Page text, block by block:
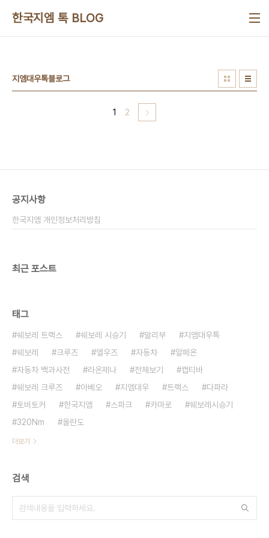
한국지엠 톡 BLOG
지엠대우톡블로그
1 2
공지사항
한국지엠 개인정보처리방침
최근 포스트
태그
쉐보레 트랙스 쉐보레 시승기 말리부
지엠대우톡
쉐보레
크루즈 엘우즈 자동차
알페온
자동차 백과사전
라온제나 전체보기
캡티바
쉐보레 크루즈
아베오 지엠대우 트랙스
다파라
토비토커
한국지엠 스파크 카마로
쉐보레시승기
320Nm
올란도
더보기
검색